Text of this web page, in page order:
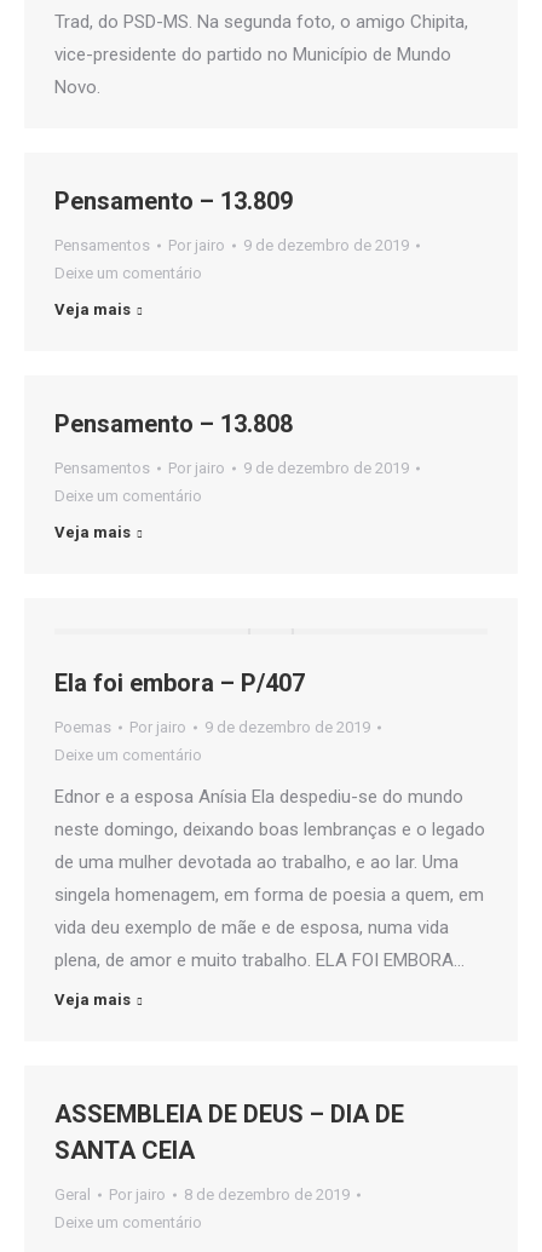
Trad, do PSD-MS. Na segunda foto, o amigo Chipita,
vice-presidente do partido no Município de Mundo
Novo.
Pensamento – 13.809
Pensamentos Por jairo
9 de dezembro de 2019
Deixe um comentário
Veja mais
Pensamento – 13.808
Pensamentos Por jairo
9 de dezembro de 2019
Deixe um comentário
Veja mais
Ela foi embora – P/407
Poemas Por jairo
9 de dezembro de 2019
Deixe um comentário
Ednor e a esposa Anísia Ela despediu-se do mundo
neste domingo, deixando boas lembranças e o legado
de uma mulher devotada ao trabalho, e ao lar. Uma
singela homenagem, em forma de poesia a quem, em
vida deu exemplo de mãe e de esposa, numa vida
plena, de amor e muito trabalho. ELA FOI EMBORA…
Veja mais
ASSEMBLEIA DE DEUS – DIA DE
SANTA CEIA
Geral Por jairo
8 de dezembro de 2019
Deixe um comentário